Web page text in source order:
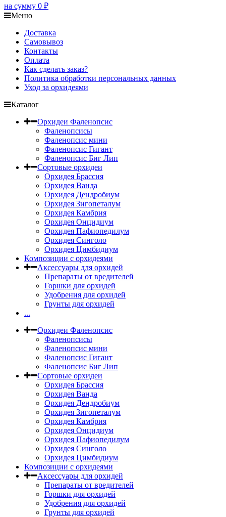
на сумму 0 ₽
Меню
Доставка
Самовывоз
Контакты
Оплата
Как сделать заказ?
Политика обработки персональных данных
Уход за орхидеями
Каталог
Орхидеи Фаленопсис
Фаленопсисы
Фаленопсис мини
Фаленопсис Гигант
Фаленопсис Биг Лип
Сортовые орхидеи
Орхидея Брассия
Орхидея Ванда
Орхидея Дендробиум
Орхидея Зигопеталум
Орхидея Камбрия
Орхидея Онцидиум
Орхидея Пафиопедилум
Орхидея Синголо
Орхидея Цимбидиум
Композиции с орхидеями
Аксессуары для орхидей
Препараты от вредителей
Горшки для орхидей
Удобрения для орхидей
Грунты для орхидей
...
Орхидеи Фаленопсис
Фаленопсисы
Фаленопсис мини
Фаленопсис Гигант
Фаленопсис Биг Лип
Сортовые орхидеи
Орхидея Брассия
Орхидея Ванда
Орхидея Дендробиум
Орхидея Зигопеталум
Орхидея Камбрия
Орхидея Онцидиум
Орхидея Пафиопедилум
Орхидея Синголо
Орхидея Цимбидиум
Композиции с орхидеями
Аксессуары для орхидей
Препараты от вредителей
Горшки для орхидей
Удобрения для орхидей
Грунты для орхидей